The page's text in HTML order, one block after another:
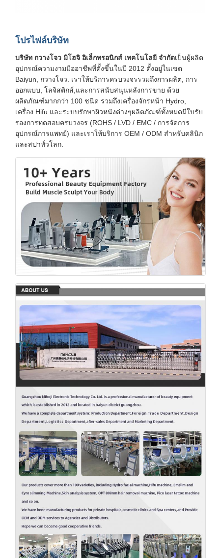
โปรไฟล์บริษัท
บริษัท กวางโจว มิโฮจิ อิเล็กทรอนิกส์ เทคโนโลยี จํากัดเป็นผู้ผลิต
อุปกรณ์ความงามมืออาชีพที่ตั้งขึ้นในปี 2012 ตั้งอยู่ในเขต
Baiyun, กวางโจว. เราให้บริการครบวงจรรวมถึงการผลิต, การ
ออกแบบ, โลจิสติกส์,และการสนับสนุนหลังการขาย ด้วย
ผลิตภัณฑ์มากกว่า 100 ชนิด รวมถึงเครื่องจักรหน้า Hydro,
เครื่อง Hifu และระบบรักษาผิวหนังต่างๆผลิตภัณฑ์ทั้งหมดมีใบรับ
รองการทดสอบครบวงจร (ROHS / LVD / EMC / การจัดการ
อุปกรณ์การแพทย์) และเราให้บริการ OEM / ODM สําหรับคลินิก
และสปาทั่วโลก.